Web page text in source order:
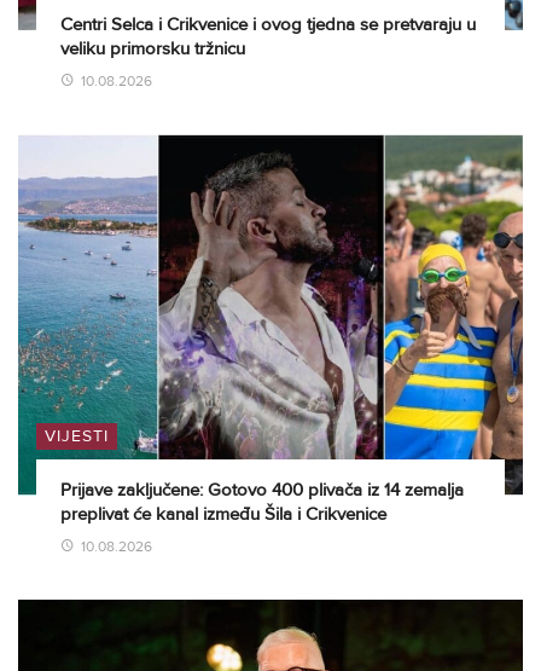
Centri Selca i Crikvenice i ovog tjedna se pretvaraju u
veliku primorsku tržnicu
10.08.2026
VIJESTI
Prijave zaključene: Gotovo 400 plivača iz 14 zemalja
preplivat će kanal između Šila i Crikvenice
10.08.2026